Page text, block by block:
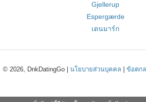
Gjellerup
Espergærde
เดนมาร์ก
© 2026, DnkDatingGo | นโยบายส่วนบุคคล ข้อตก